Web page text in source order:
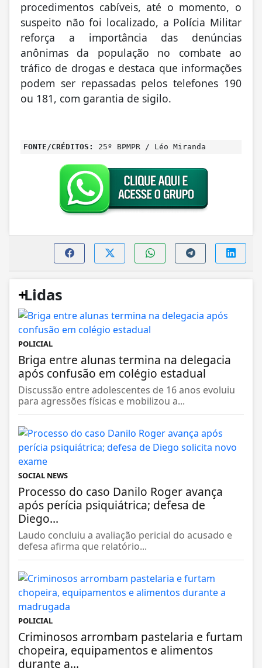
procedimentos cabíveis, até o momento, o
suspeito não foi localizado, a Polícia Militar
reforça a importância das denúncias
anônimas da população no combate ao
tráfico de drogas e destaca que informações
podem ser repassadas pelos telefones 190
ou 181, com garantia de sigilo.
FONTE/CRÉDITOS: 25º BPMPR / Léo Miranda
+
Lidas
POLICIAL
Briga entre alunas termina na delegacia
após confusão em colégio estadual
Discussão entre adolescentes de 16 anos evoluiu
para agressões físicas e mobilizou a...
SOCIAL NEWS
Processo do caso Danilo Roger avança
após perícia psiquiátrica; defesa de
Diego...
Laudo concluiu a avaliação pericial do acusado e
defesa afirma que relatório...
POLICIAL
Criminosos arrombam pastelaria e furtam
chopeira, equipamentos e alimentos
durante a...